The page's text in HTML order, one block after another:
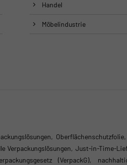
Handel
Möbelindustrie
Verpackungslösungen, Just-in-Time-
(VerpackG),